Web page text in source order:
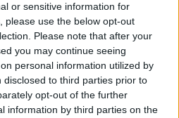
or sensitive information for
please use the below opt-out
Please note that after your
you may continue seeing
personal information utilized by
to third parties prior to
opt-out of the further
information by third parties on the
το Master of Puppets,
δίσκους στην
στο Νο. 29 του
το συγκρότημα
καλλιτεχνικά.